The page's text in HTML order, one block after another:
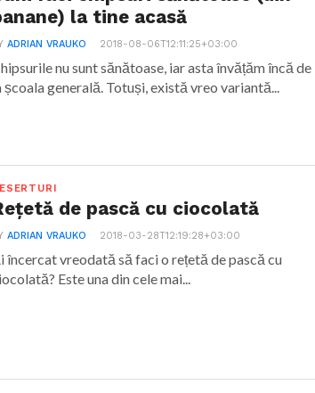
la tine acasă
ADRIAN VRAUKO 2018-08-06T12:11:25+03:00
nu sunt sănătoase, iar asta învățăm încă de
școala generală. Totuși, există vreo variantă...
de pască cu ciocolată
ADRIAN VRAUKO 2018-03-28T12:19:28+03:00
încercat vreodată să faci o rețetă de pască cu
Este una din cele mai...